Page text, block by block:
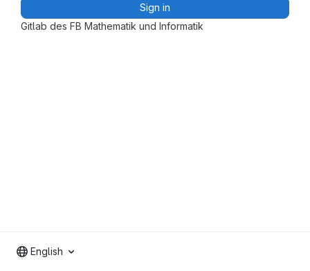
Gitlab des FB Mathematik und Informatik
Sign in
English